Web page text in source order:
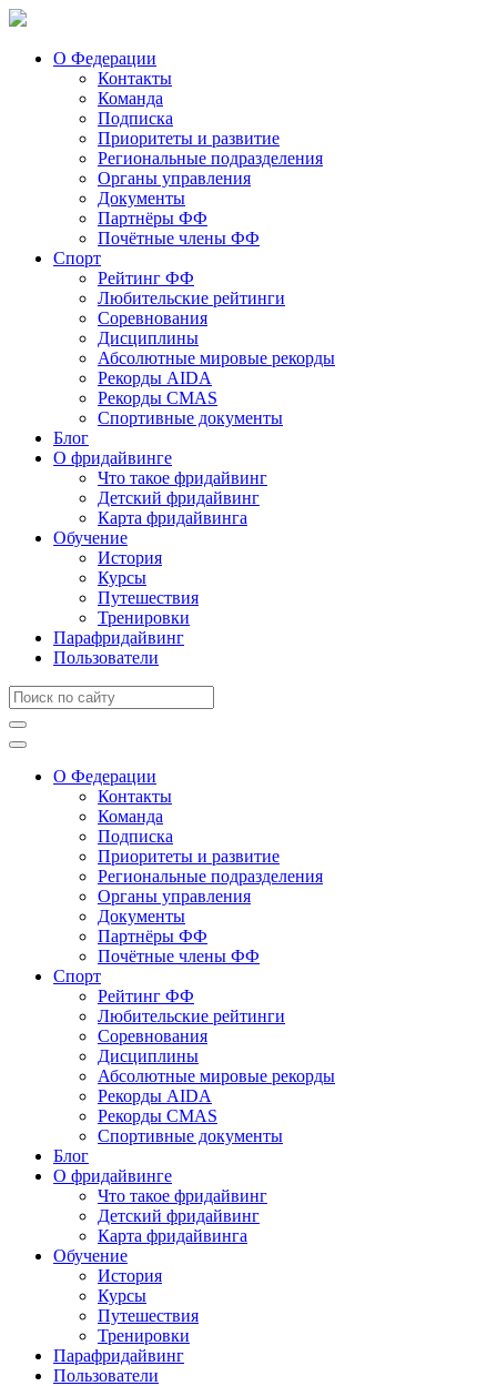
О Федерации
Контакты
Команда
Подписка
Приоритеты и развитие
Региональные подразделения
Органы управления
Документы
Партнёры ФФ
Почётные члены ФФ
Спорт
Рейтинг ФФ
Любительские рейтинги
Соревнования
Дисциплины
Абсолютные мировые рекорды
Рекорды AIDA
Рекорды CMAS
Спортивные документы
Блог
О фридайвинге
Что такое фридайвинг
Детский фридайвинг
Карта фридайвинга
Обучение
История
Курсы
Путешествия
Тренировки
Парафридайвинг
Пользователи
О Федерации
Контакты
Команда
Подписка
Приоритеты и развитие
Региональные подразделения
Органы управления
Документы
Партнёры ФФ
Почётные члены ФФ
Спорт
Рейтинг ФФ
Любительские рейтинги
Соревнования
Дисциплины
Абсолютные мировые рекорды
Рекорды AIDA
Рекорды CMAS
Спортивные документы
Блог
О фридайвинге
Что такое фридайвинг
Детский фридайвинг
Карта фридайвинга
Обучение
История
Курсы
Путешествия
Тренировки
Парафридайвинг
Пользователи